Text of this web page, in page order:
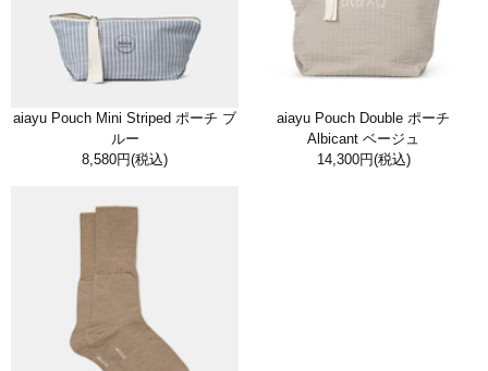
aiayu Pouch Mini Striped ポーチ ブ
ルー
8,580円(税込)
aiayu Pouch Double ポーチ
Albicant ベージュ
14,300円(税込)